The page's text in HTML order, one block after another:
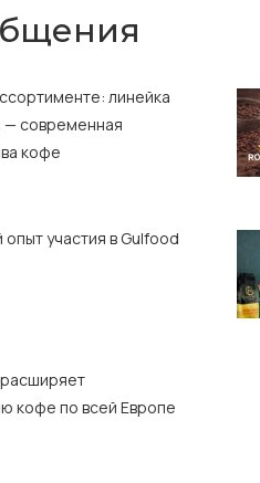
линейка
— современная
кофе
участия в Gulfood
кофе по всей Европе